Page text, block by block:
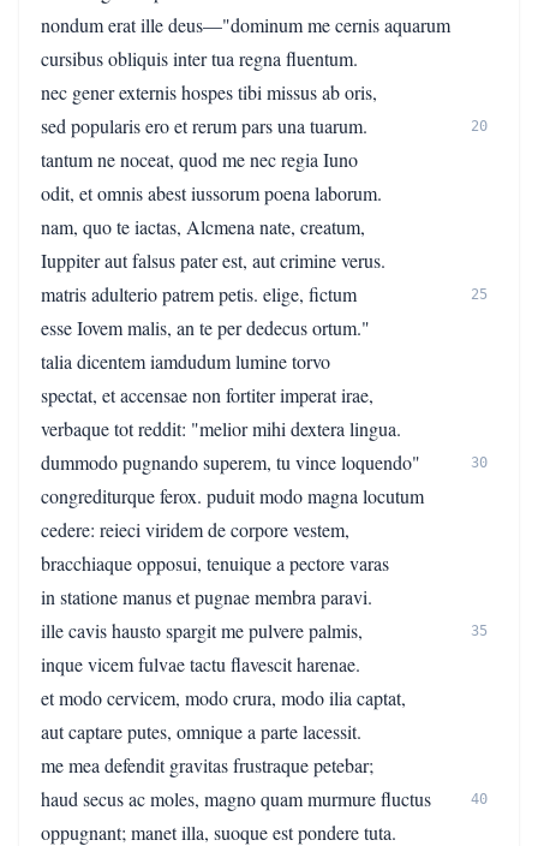
nondum erat ille deus—"dominum me cernis aquarum
cursibus obliquis inter tua regna fluentum.
nec gener externis hospes tibi missus ab oris,
sed popularis ero et rerum pars una tuarum.
20
tantum ne noceat, quod me nec regia Iuno
odit, et omnis abest iussorum poena laborum.
nam, quo te iactas, Alcmena nate, creatum,
Iuppiter aut falsus pater est, aut crimine verus.
matris adulterio patrem petis. elige, fictum
25
esse Iovem malis, an te per dedecus ortum."
talia dicentem iamdudum lumine torvo
spectat, et accensae non fortiter imperat irae,
verbaque tot reddit: "melior mihi dextera lingua.
dummodo pugnando superem, tu vince loquendo"
30
congrediturque ferox. puduit modo magna locutum
cedere: reieci viridem de corpore vestem,
bracchiaque opposui, tenuique a pectore varas
in statione manus et pugnae membra paravi.
ille cavis hausto spargit me pulvere palmis,
35
inque vicem fulvae tactu flavescit harenae.
et modo cervicem, modo crura, modo ilia captat,
aut captare putes, omnique a parte lacessit.
me mea defendit gravitas frustraque petebar;
haud secus ac moles, magno quam murmure fluctus
40
oppugnant; manet illa, suoque est pondere tuta.